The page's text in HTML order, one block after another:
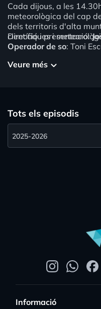
Cada dijous, a les
meteorològica del cap
dels territoris d'alta
científiques i
Direcció i presentació:
Operador de so: Toni
Veure més keyboard_arrow_down
Tots els episodis
Informació